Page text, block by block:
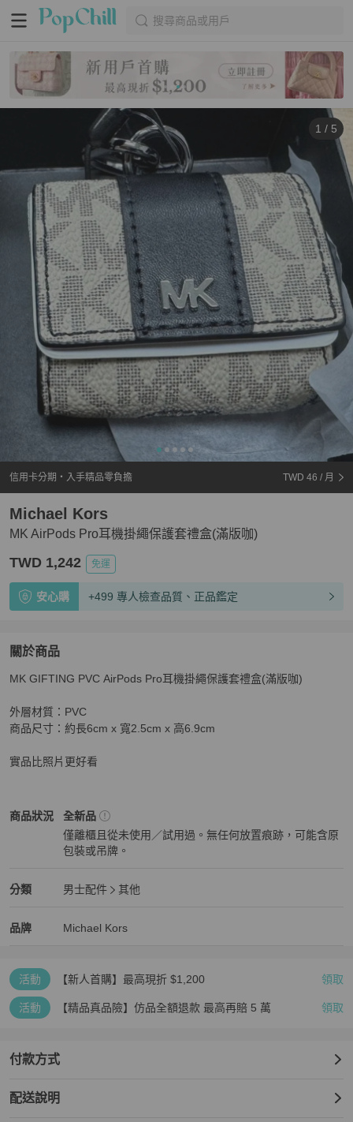
搜尋商品或用戶
1 / 5
信用卡分期・入手精品零負擔 TWD 46 / 月
MK AirPods Pro耳機掛繩保護套禮盒(滿版咖)
Michael Kors
TWD 1,242 免運
安心購 +499 專人檢查品質、正品鑑定
關於商品
關於MK AirPods Pro耳機掛繩保護套禮盒(滿版咖)商品詳情與
MK GIFTING PVC AirPods Pro耳機掛繩保護套禮盒(滿版咖)
外層材質：PVC
商品尺寸：約長6cm x 寬2.5cm x 高6.9cm
實品比照片更好看
商品狀況
Michael Kors男士配件
全新品
僅離櫃且從未使用／試用過。無任何放置痕跡，可能含原
包裝或吊牌。
分類
Michael Kors男士配件 分類資訊
男士配件
其他
品牌
Michael Kors精品男士配件
Michael Kors
Michael Kors推薦清單
活動 【新人首購】最高現折 $1,200 領取
活動 【精品真品險】仿品全額退款 最高再賠 5 萬 領取
付款方式
配送說明